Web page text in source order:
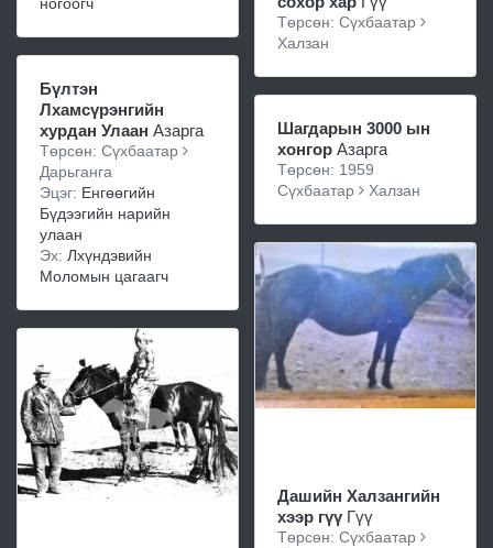
Бүлтэн
Лхамсүрэнгийн
хурдан Улаан Азарга
Төрсөн: Сүхбаатар
Дарьганга
Эцэг: Енгөөгийн
Бүдээгийн нарийн
улаан
Эх: Лхүндэвийн
Моломын цагаагч
Төрсөн: Сүхбаатар
Халзан
Шагдарын 3000 ын
хонгор Азарга
Төрсөн: 1959
Сүхбаатар
Халзан
Дашийн Халзангийн
хээр гүү Гүү
Төрсөн: Сүхбаатар